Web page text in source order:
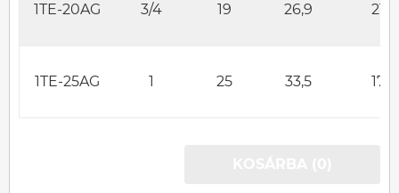
1TE-20AG 3/4 19 26,9 21
1TE-25AG 1 25 33,5 17